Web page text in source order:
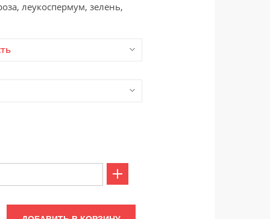
леукоспермум, зелень,